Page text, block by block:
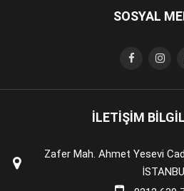
SOSYAL
İLETİŞİM
Zafer Mah. Ahmet Yesevi